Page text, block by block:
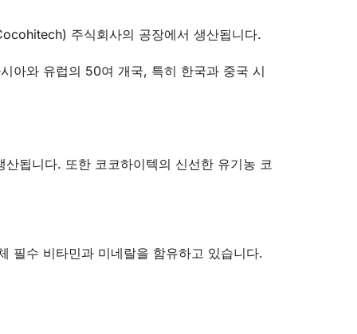
주식회사의 공장에서 생산됩니다.
아와 유럽의 50여 개국, 특히 한국과 중국 시
됩니다. 또한 코코하이텍의 신선한 유기농 코
필수 비타민과 미네랄을 함유하고 있습니다.